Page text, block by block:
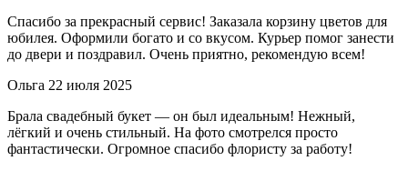
Спасибо за прекрасный сервис! Заказала корзину цветов для
юбилея. Оформили богато и со вкусом. Курьер помог занести
до двери и поздравил. Очень приятно, рекомендую всем!
Ольга 22 июля 2025
Брала свадебный букет — он был идеальным! Нежный,
лёгкий и очень стильный. На фото смотрелся просто
фантастически. Огромное спасибо флористу за работу!